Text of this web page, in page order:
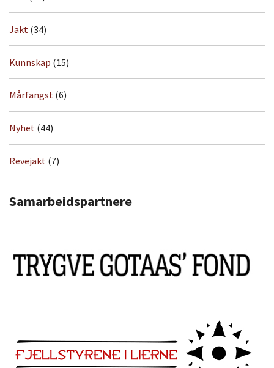
Jakt (34)
Kunnskap (15)
Mårfangst (6)
Nyhet (44)
Revejakt (7)
Samarbeidspartnere